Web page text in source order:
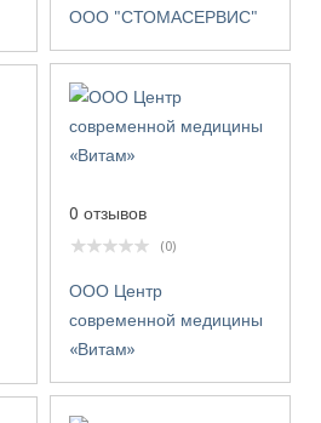
ООО "СТОМАСЕРВИС"
0 отзывов
(0)
ООО Центр
современной медицины
«Витам»